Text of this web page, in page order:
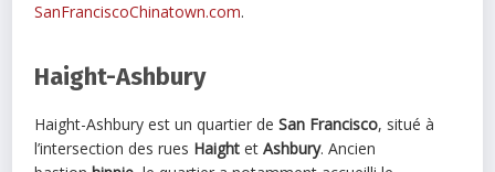
SanFranciscoChinatown.com.
Haight-Ashbury
Haight-Ashbury est un quartier deSan Francisco, situé à
l’intersection des rues Haight etAshbury. Ancien